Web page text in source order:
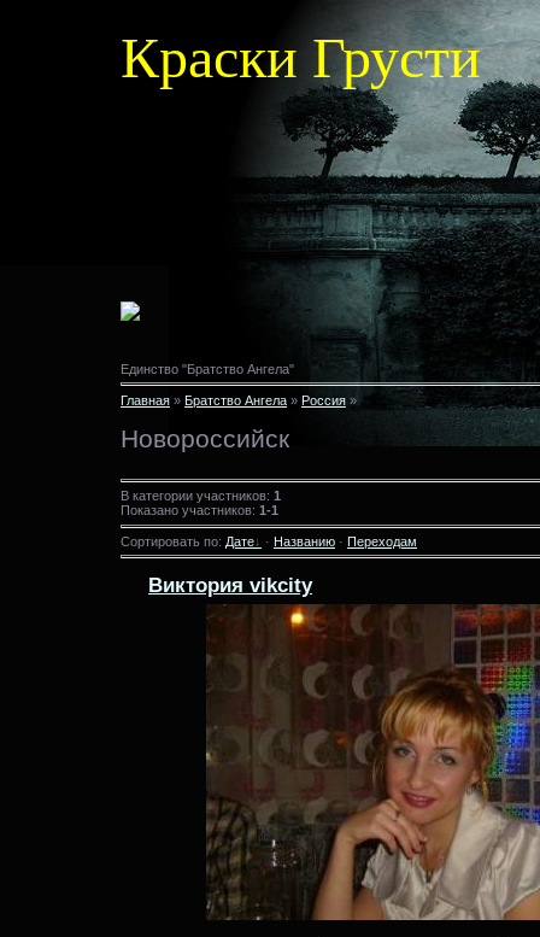
Краски Грусти
Единство "Братство Ангела"
Главная » Братство Ангела » Россия »
Новороссийск
В категории участников: 1
Показано участников: 1-1
Сортировать по: Дате · Названию · Переходам
Виктория vikcity